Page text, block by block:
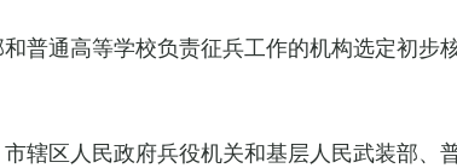
普通高等学校负责征兵工作的机构选定初步
辖区人民政府兵役机关和基层人民武装部